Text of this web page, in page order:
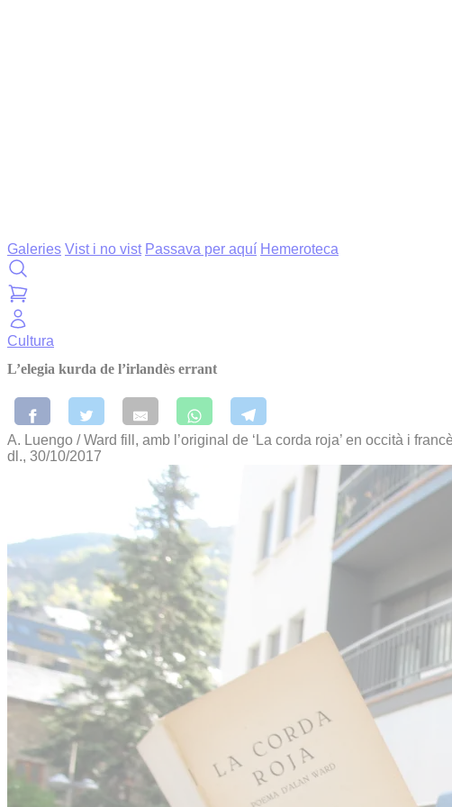
Galeries Vist i no vist Passava per aquí Hemeroteca
Cultura
L’elegia kurda de l’irlandès errant
A. Luengo / Ward fill, amb l’original de ‘La corda roja’ en occità i
dl., 30/10/2017